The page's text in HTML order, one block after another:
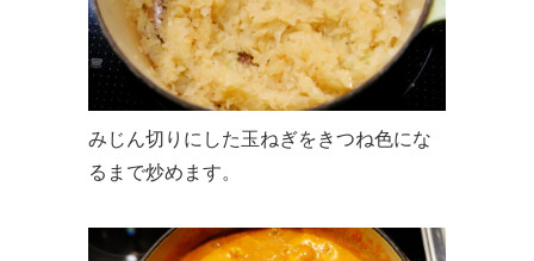
みじん切りにした玉ねぎをきつね色にな
るまで炒めます。